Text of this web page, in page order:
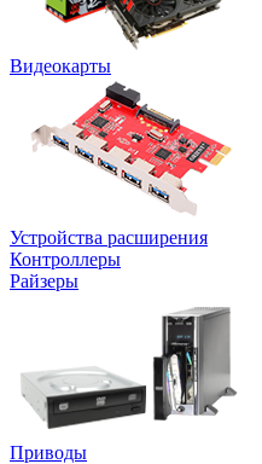
Видеокарты
Устройства расширения
Контроллеры
Райзеры
Приводы